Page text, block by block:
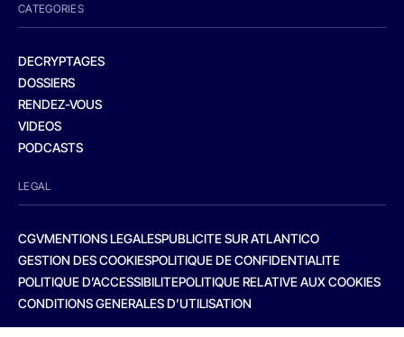
CATEGORIES
DECRYPTAGES
DOSSIERS
RENDEZ-VOUS
VIDEOS
PODCASTS
LEGAL
CGVMENTIONS LEGALESPUBLICITE SUR ATLANTICO
GESTION DES COOKIESPOLITIQUE DE CONFIDENTIALITE
POLITIQUE D’ACCESSIBILITEPOLITIQUE RELATIVE AUX COOKIES
CONDITIONS GENERALES D’UTILISATION